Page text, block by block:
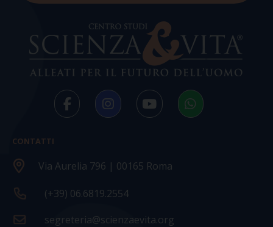
CONTATTI
Via Aurelia 796 | 00165 Roma
(+39) 06.6819.2554
segreteria@scienzaevita.org